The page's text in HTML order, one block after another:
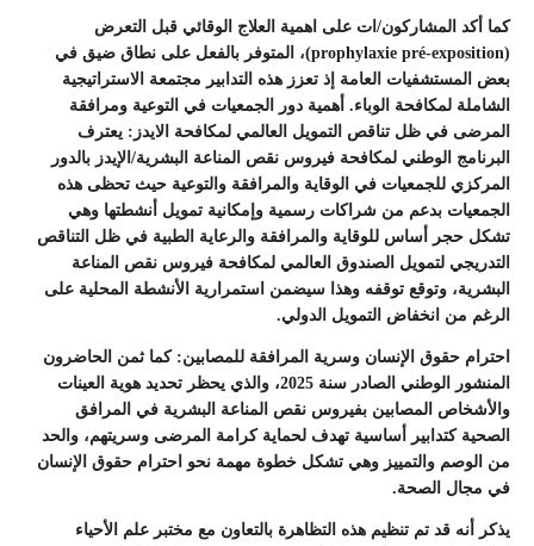
كما أكد المشاركون/ات على اهمية العلاج الوقائي قبل التعرض
(prophylaxie pré-exposition)، المتوفر بالفعل على نطاق ضيق في
بعض المستشفيات العامة إذ تعزز هذه التدابير مجتمعة الاستراتيجية
الشاملة لمكافحة الوباء. أهمية دور الجمعيات في التوعية ومرافقة
المرضى في ظل تناقص التمويل العالمي لمكافحة الايدز: يعترف
البرنامج الوطني لمكافحة فيروس نقص المناعة البشرية/الإيدز بالدور
المركزي للجمعيات في الوقاية والمرافقة والتوعية حيث تحظى هذه
الجمعيات بدعم من شراكات رسمية وإمكانية تمويل أنشطتها وهي
تشكل حجر أساس للوقاية والمرافقة والرعاية الطبية في ظل التناقص
التدريجي لتمويل الصندوق العالمي لمكافحة فيروس نقص المناعة
البشرية، وتوقع توقفه وهذا سيضمن استمرارية الأنشطة المحلية على
الرغم من انخفاض التمويل الدولي.
احترام حقوق الإنسان وسرية المرافقة للمصابين: كما ثمن الحاضرون
المنشور الوطني الصادر سنة 2025، والذي يحظر تحديد هوية العينات
والأشخاص المصابين بفيروس نقص المناعة البشرية في المرافق
الصحية كتدابير أساسية تهدف لحماية كرامة المرضى وسريتهم، والحد
من الوصم والتمييز وهي تشكل خطوة مهمة نحو احترام حقوق الإنسان
في مجال الصحة.
يذكر أنه قد تم تنظيم هذه التظاهرة بالتعاون مع مختبر علم الأحياء